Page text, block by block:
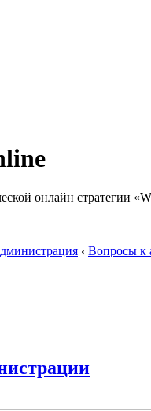
онлайн стратегии
‹ Вопросы к